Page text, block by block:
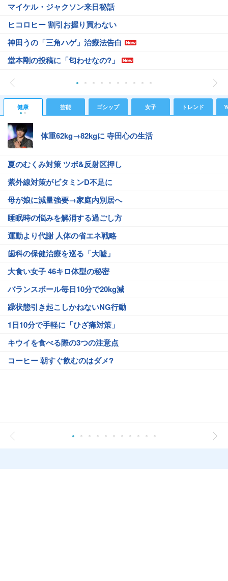
マイケル・ジャクソン来日秘話
ヒコロヒー 割引お握り買わない
神田うの「三角ハゲ」治療法告白
堂本剛の投稿に「匂わせなの?」
健康 芸能 ゴシップ 女子 トレンド
体重62kg→82kgに 寺田心の生活
夏のむくみ対策 ツボ&反射区押し
紫外線対策がビタミンD不足に
母が娘に減量強要→家庭内別居へ
睡眠時の悩みを解消する過ごし方
運動より代謝 人体の省エネ戦略
歯科の保健治療を巡る「大嘘」
大食い女子 46キロ体型の秘密
バランスボール毎日10分で20kg減
躁状態引き起こしかねないNG行動
1日10分で手軽に「ひざ痛対策」
キウイを食べる際の3つの注意点
コーヒー 朝すぐ飲むのはダメ?